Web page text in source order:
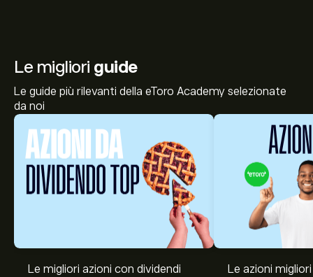
Le migliori guide
Le guide più rilevanti della eToro Academy selezionate
da noi
Le migliori azioni con dividendi
Le azioni